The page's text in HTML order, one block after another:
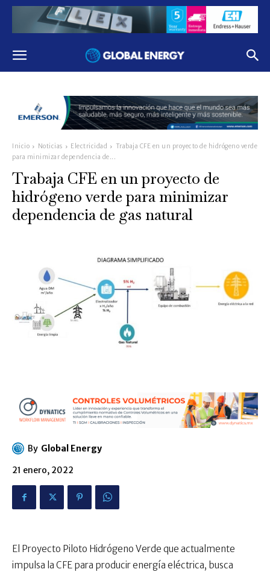
Inicio Noticias Electricidad
Trabaja CFE en un proyecto de hidrógeno verde
para minimizar dependencia de...
Trabaja CFE en un proyecto de
hidrógeno verde para minimizar
dependencia de gas natural
By Global Energy
21 enero, 2022
El Proyecto Piloto Hidrógeno Verde que actualmente
impulsa la CFE para producir energía eléctrica, busca